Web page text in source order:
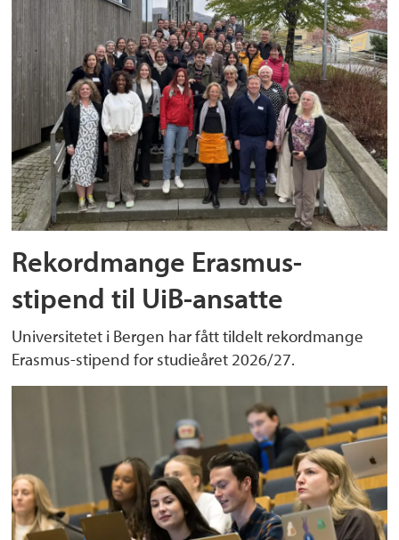
Rekordmange Erasmus-
stipend til UiB-ansatte
Universitetet i Bergen har fått tildelt rekordmange
Erasmus-stipend for studieåret 2026/27.